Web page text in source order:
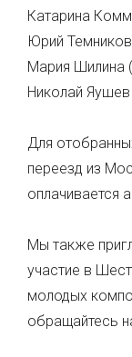
Катарина
Юрий
Мария Шилина
Николай
Для
переезд из
оплачивается
Мы также
участие в
молодых
обращайтесь